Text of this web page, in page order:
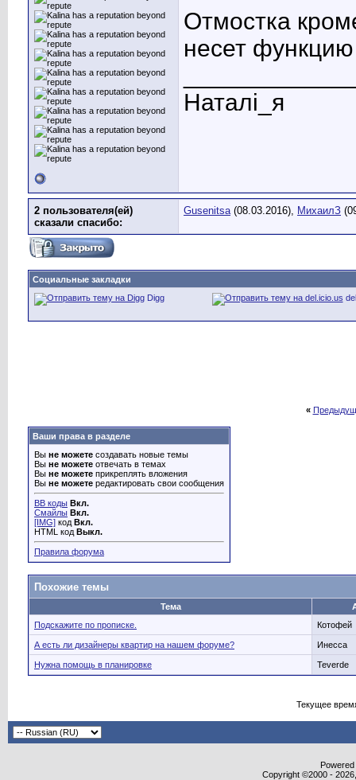
Отмостка
несет
Наталі_я
2 пользователя(ей)
сказали cпасибо:
Gusenitsa(08.03.2016), МихаилЗ
Социальные закладки
Digg
«
Ваши права в разделе
Вы не можете создавать новые темы
Вы не можете отвечать в темах
Вы не можете прикреплять вложения
Вы не можете редактировать свои сообщения
BB коды Вкл.
Смайлы Вкл.
[IMG] код Вкл.
HTML код Выкл.
Правила форума
Похожие темы
Тема
Подскажите по прописке.
Котофей
А есть ли дизайнеры квартир на нашем форуме? Инесса
Нужна помощь в планировке Teverde
Текущее
Copyright ©2000 -